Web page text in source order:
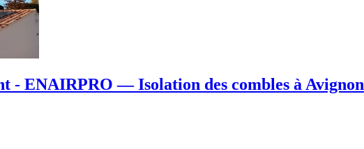
- ENAIRPRO — Isolation des combles à Avignon